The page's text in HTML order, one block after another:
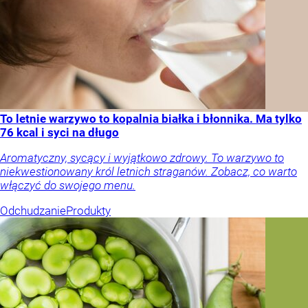
To letnie warzywo to kopalnia białka i błonnika. Ma tylko
76 kcal i syci na długo
Aromatyczny, sycący i wyjątkowo zdrowy. To warzywo to
niekwestionowany król letnich straganów. Zobacz, co warto
włączyć do swojego menu.
OdchudzanieProdukty